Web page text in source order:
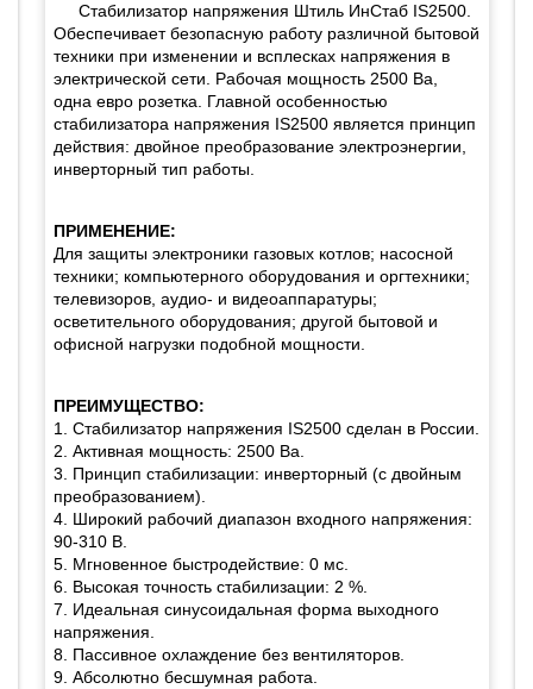
Стабилизатор напряжения Штиль ИнСтаб IS2500.
Обеспечивает безопасную работу различной бытовой
техники при изменении и всплесках напряжения в
электрической сети. Рабочая мощность 2500 Ва,
одна евро розетка. Главной особенностью
стабилизатора напряжения IS2500 является принцип
действия: двойное преобразование электроэнергии,
инверторный тип работы.
ПРИМЕНЕНИЕ:
Для защиты электроники газовых котлов; насосной
техники; компьютерного оборудования и оргтехники;
телевизоров, аудио- и видеоаппаратуры;
осветительного оборудования; другой бытовой и
офисной нагрузки подобной мощности.
ПРЕИМУЩЕСТВО:
1. Стабилизатор напряжения IS2500 сделан в России.
2. Активная мощность: 2500 Ва.
3. Принцип стабилизации: инверторный (с двойным
преобразованием).
4. Широкий рабочий диапазон входного напряжения:
90-310 В.
5. Мгновенное быстродействие: 0 мс.
6. Высокая точность стабилизации: 2 %.
7. Идеальная синусоидальная форма выходного
напряжения.
8. Пассивное охлаждение без вентиляторов.
9. Абсолютно бесшумная работа.